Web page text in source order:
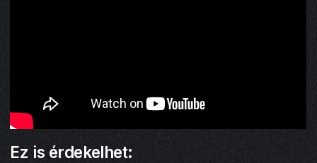
Ez is érdekelhet: